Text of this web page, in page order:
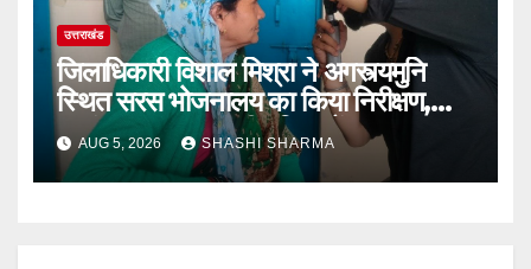
उत्तराखंड
जिलाधिकारी विशाल मिश्रा ने अगस्त्यमुनि
स्थित सरस भोजनालय का किया निरीक्षण,
स्वयं सहायता समूह की महिलाओं का बढ़ाया
उत्साह
AUG 5, 2026 SHASHI SHARMA